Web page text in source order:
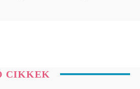
CIKKEK